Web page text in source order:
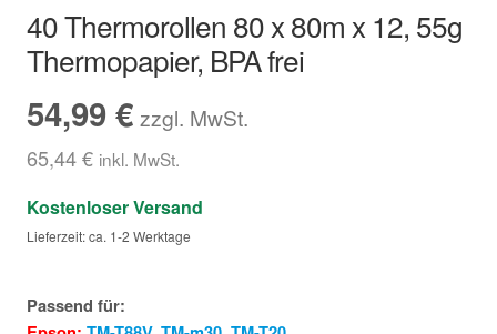
Öko Rollen
Rollen für Waagen
Sonderrollen
40 Thermorollen 80 x 80m x 12, 55g
Thermopapier, BPA frei
54,99€ zzgl. MwSt.
65,44€ inkl. MwSt.
Kostenloser Versand
Lieferzeit: ca. 1-2 Werktage
Passend für: